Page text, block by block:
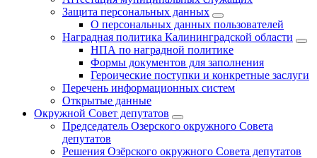
Защита персональных данных
О персональных данных пользователей
Наградная политика Калининградской области
НПА по наградной политике
Формы документов для заполнения
Героические поступки и конкретные заслуги
Перечень информационных систем
Открытые данные
Окружной Совет депутатов
Председатель Озерского окружного Совета
депутатов
Решения Озёрского окружного Совета депутатов